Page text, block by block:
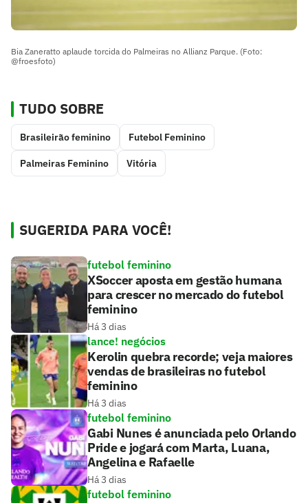
Bia Zaneratto aplaude torcida do Palmeiras no Allianz Parque. (Foto:
@froesfoto)
TUDO SOBRE
Brasileirão feminino Futebol Feminino
Palmeiras Feminino Vitória
SUGERIDA PARA VOCÊ!
futebol feminino
XSoccer aposta em gestão humana
para crescer no mercado do futebol
feminino
Há 3 dias
lance! negócios
Kerolin quebra recorde; veja maiores
vendas de brasileiras no futebol
feminino
Há 3 dias
futebol feminino
Gabi Nunes é anunciada pelo Orlando
Pride e jogará com Marta, Luana,
Angelina e Rafaelle
Há 3 dias
futebol feminino